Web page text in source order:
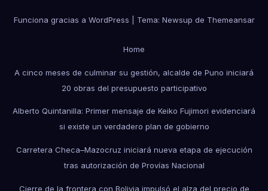
Funciona gracias a WordPress Tema: Newsup de Themeansar
Home
A cinco meses de culminar su gestión, alcalde de Puno iniciará
20 obras del presupuesto participativo
Alberto Quintanilla: Primer mensaje de Keiko Fujimori evidenciará
si existe un verdadero plan de gobierno
Carretera Checa–Mazocruz iniciará nueva etapa de ejecución
tras autorización de Provías Nacional
Cierre de la frontera con Bolivia impulsó el alza del precio de